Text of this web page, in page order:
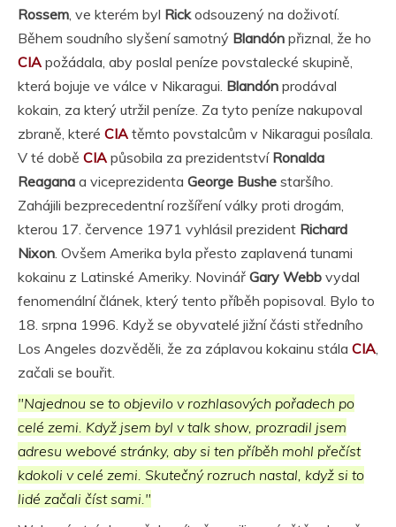
Rossem , ve kterém byl Rickodsouzený na doživotí.
Během soudního slyšení samotný Blandón přiznal, že ho
CIA požádala, aby poslal peníze povstalecké skupině,
která bojuje ve válce v Nikaragui. Blandón prodával
kokain, za který utržil peníze. Za tyto peníze nakupoval
zbraně, které CIA těmto povstalcům v Nikaragui posílala.
V té době CIA působila za prezidentství Ronalda
Reagana a viceprezidenta George Bushe staršího.
Zahájili bezprecedentní rozšíření války proti drogám,
kterou 17. července 1971 vyhlásil prezident Richard
Nixon . Ovšem Amerika byla přesto zaplavená tunami
kokainu z Latinské Ameriky. Novinář Gary Webb vydal
fenomenální článek, který tento příběh popisoval. Bylo to
18. srpna 1996. Když se obyvatelé jižní části středního
Los Angeles dozvěděli, že za záplavou kokainu stála CIA
začali se bouřit.
"Najednou se to objevilo v rozhlasových pořadech po
celé zemi. Když jsem byl v talk show, prozradil jsem
adresu webové stránky, aby si ten příběh mohl přečíst
kdokoli v celé zemi. Skutečný rozruch nastal, když si to
lidé začali číst sami."